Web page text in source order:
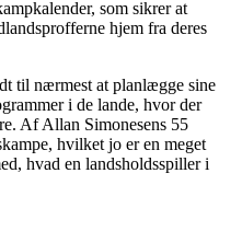
som sikrer at
hjem fra deres
til nærmest at planlægge sine
i de lande, hvor der
Af Allan Simonesens 55
hvilket jo er en meget
hvad en landsholdsspiller i